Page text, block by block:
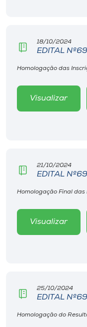
18/10/2024
EDITAL
Homologação das
Visualizar
21/10/2024
EDITAL
Homologação Final das
Visualizar
25/10/2024
EDITAL
Homologação do